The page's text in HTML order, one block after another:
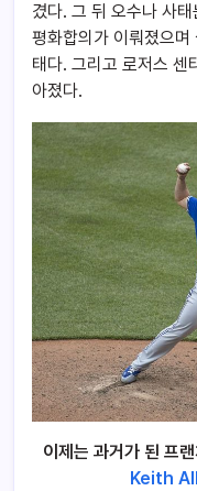
겼다. 그 뒤 오수나 사
평화합의가 이뤄졌으
태다. 그리고 로저스 센
아졌다.
이제는 과거가 된 프
Keith